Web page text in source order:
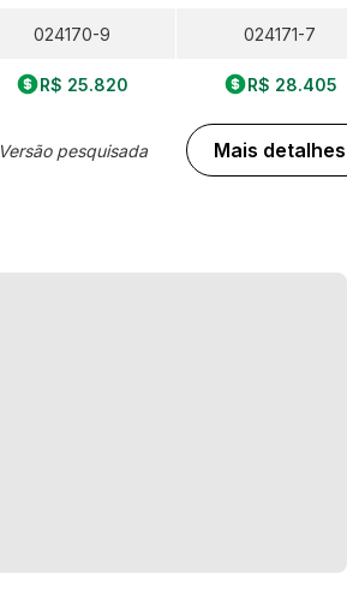
024170-9
R$ 25.820
Versão pesquisada
024171-7
R$ 28.405
Mais detalhes